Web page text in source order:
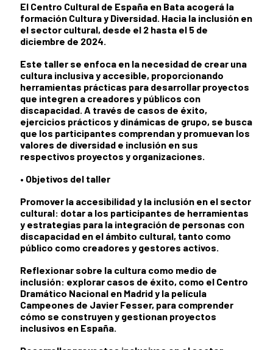
El Centro Cultural de España en Bata acogerá la
formación Cultura y Diversidad. Hacia la inclusión en
el sector cultural, desde el 2 hasta el 5 de
diciembre de 2024.
Este taller se enfoca en la necesidad de crear una
cultura inclusiva y accesible, proporcionando
herramientas prácticas para desarrollar proyectos
que integren a creadores y públicos con
discapacidad. A través de casos de éxito,
ejercicios prácticos y dinámicas de grupo, se busca
que los participantes comprendan y promuevan los
valores de diversidad e inclusión en sus
respectivos proyectos y organizaciones.
• Objetivos del taller
Promover la accesibilidad y la inclusión en el sector
cultural: dotar a los participantes de herramientas
y estrategias para la integración de personas con
discapacidad en el ámbito cultural, tanto como
público como creadores y gestores activos.
Reflexionar sobre la cultura como medio de
inclusión: explorar casos de éxito, como el Centro
Dramático Nacional en Madrid y la película
Campeones de Javier Fesser, para comprender
cómo se construyen y gestionan proyectos
inclusivos en España.